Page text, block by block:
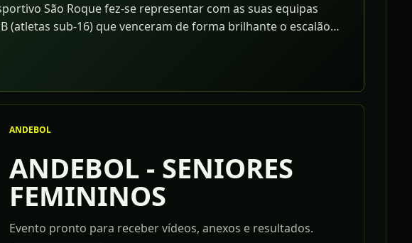
São Roque fez-se representar com as suas equipas
(atletas sub-16) que venceram de forma brilhante o escalão
que embora não tendo ganho, tiveram oportunidade de
ANDEBOL
ANDEBOL - SENIORES
FEMININOS
Evento pronto para receber vídeos, anexos e resultados.